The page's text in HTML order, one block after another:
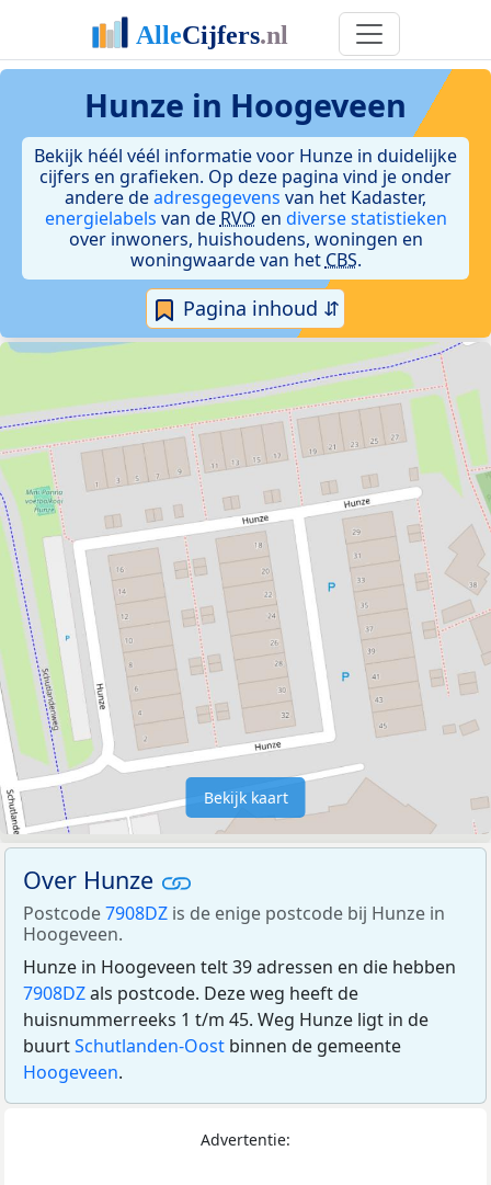
Hunze in Hoogeveen
Bekijk héél véél informatie voor Hunze in duidelijke
cijfers en grafieken. Op deze pagina vind je onder
andere deadresgegevens van het Kadaster,
energielabels van de RVO en diverse statistieken
over inwoners, huishoudens, woningen en
woningwaarde van het CBS.
Pagina inhoud ⇵
Bekijk kaart
Over Hunze
Postcode7908DZ is de enige postcode bij Hunze in
Hoogeveen.
Hunze in Hoogeveen telt 39 adressen en die hebben
7908DZals postcode. Deze weg heeft de
huisnummerreeks 1 t/m 45. Weg Hunze ligt in de
buurtSchutlanden-Oost binnen de gemeente
Hoogeveen.
Advertentie: